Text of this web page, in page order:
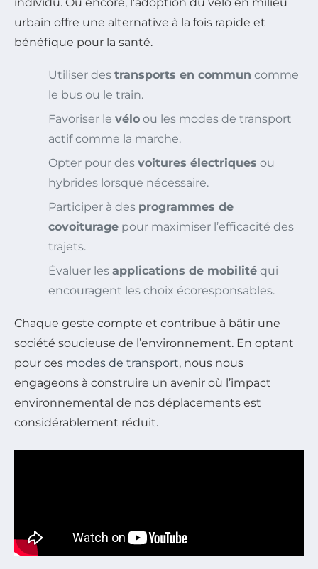
individu. Ou encore, l’adoption du vélo en milieu
urbain offre une alternative à la fois rapide et
bénéfique pour la santé.
Utiliser des transports en commun comme
le bus ou le train.
Favoriser le vélo ou les modes de transport
actif comme la marche.
Opter pour des voitures électriques ou
hybrides lorsque nécessaire.
Participer à des programmes de
covoiturage pour maximiser l’efficacité des
trajets.
Évaluer les applications de mobilité qui
encouragent les choix écoresponsables.
Chaque geste compte et contribue à bâtir une
société soucieuse de l’environnement. En optant
pour ces modes de transport, nous nous
engageons à construire un avenir où l’impact
environnemental de nos déplacements est
considérablement réduit.